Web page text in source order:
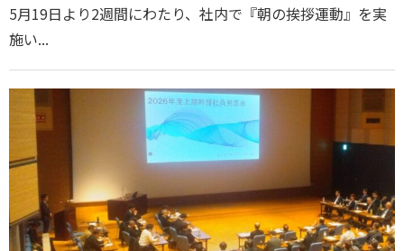
5月19日より2週間にわたり、社内で『朝の挨拶運動』を実
施い...